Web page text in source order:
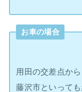
お車の場合
用田の交差点か
藤沢市といって